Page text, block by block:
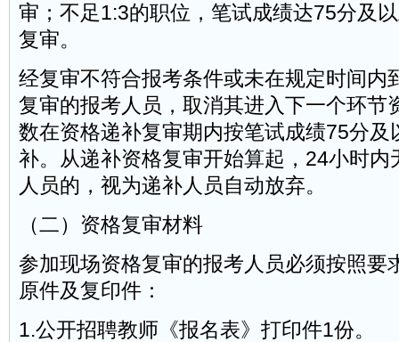
审；不足1:3的职位，笔试成绩达75分及
复审。
经复审不符合报考条件或未在规定时间内
复审的报考人员，取消其进入下一个环节
数在资格递补复审期内按笔试成绩75分及
补。从递补资格复审开始算起，24小时内
人员的，视为递补人员自动放弃。
（二）资格复审材料
参加现场资格复审的报考人员必须按照要
原件及复印件：
1.公开招聘教师《报名表》打印件1份。